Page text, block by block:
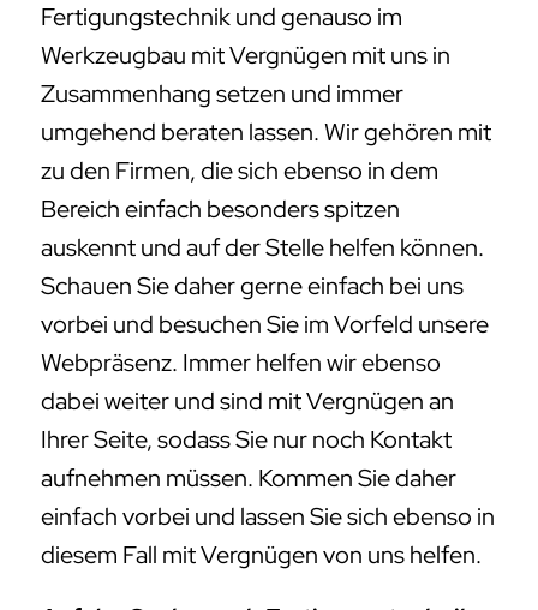
Fertigungstechnik und genauso im
Werkzeugbau mit Vergnügen mit uns in
Zusammenhang setzen und immer
umgehend beraten lassen. Wir gehören mit
zu den Firmen, die sich ebenso in dem
Bereich einfach besonders spitzen
auskennt und auf der Stelle helfen können.
Schauen Sie daher gerne einfach bei uns
vorbei und besuchen Sie im Vorfeld unsere
Webpräsenz. Immer helfen wir ebenso
dabei weiter und sind mit Vergnügen an
Ihrer Seite, sodass Sie nur noch Kontakt
aufnehmen müssen. Kommen Sie daher
einfach vorbei und lassen Sie sich ebenso in
diesem Fall mit Vergnügen von uns helfen.